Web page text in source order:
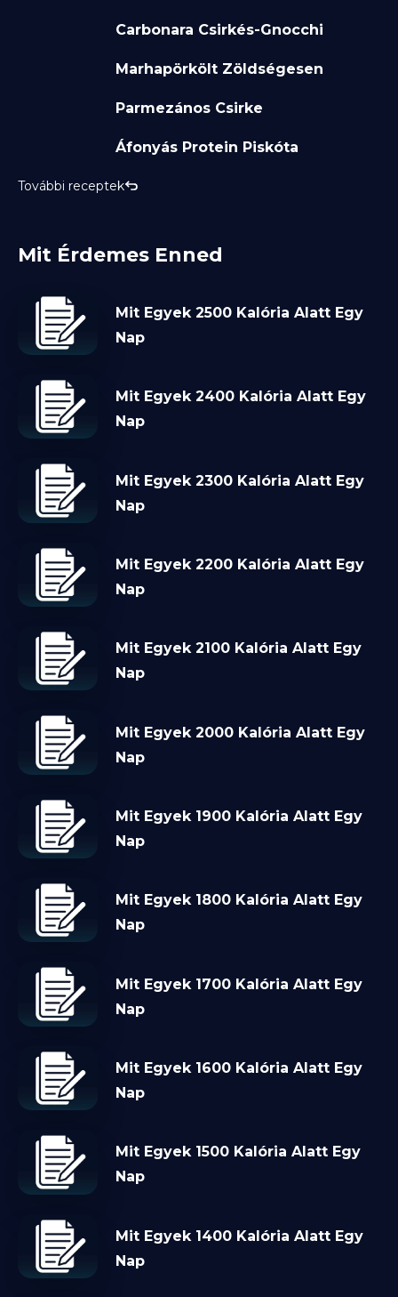
Carbonara Csirkés-Gnocchi
Marhapörkölt Zöldségesen
Parmezános Csirke
Áfonyás Protein Piskóta
További receptek
Mit Érdemes Enned
Mit Egyek 2500 Kalória Alatt Egy
Nap
Mit Egyek 2400 Kalória Alatt Egy
Nap
Mit Egyek 2300 Kalória Alatt Egy
Nap
Mit Egyek 2200 Kalória Alatt Egy
Nap
Mit Egyek 2100 Kalória Alatt Egy
Nap
Mit Egyek 2000 Kalória Alatt Egy
Nap
Mit Egyek 1900 Kalória Alatt Egy
Nap
Mit Egyek 1800 Kalória Alatt Egy
Nap
Mit Egyek 1700 Kalória Alatt Egy
Nap
Mit Egyek 1600 Kalória Alatt Egy
Nap
Mit Egyek 1500 Kalória Alatt Egy
Nap
Mit Egyek 1400 Kalória Alatt Egy
Nap